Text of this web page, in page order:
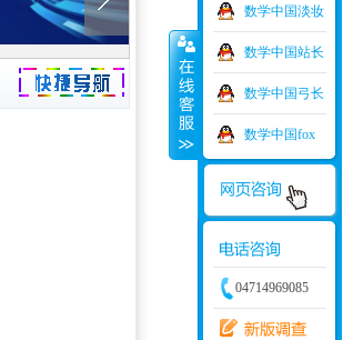
捷导航
数学中国淡妆
数学中国站长
数学中国弓长
数学中国fox
04714969085